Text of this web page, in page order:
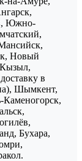
Южно-
Новый
в
Шымкент,
Каменогорск,
Бухара,